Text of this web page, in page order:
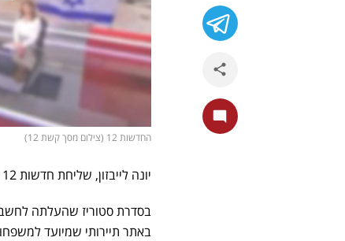
החדשות 12 (צילום מסך קשת 12)
יונה לייבזון, שליחת חדשות 12 בדסק החוץ ולענייני ארצות הברית, יודעת לשלב גם וגם.
בסדרת סטוריז שהעלתה
באתר תיירותי שמיועד